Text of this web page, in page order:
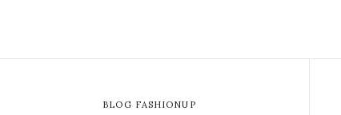
BLOG FASHIONUP